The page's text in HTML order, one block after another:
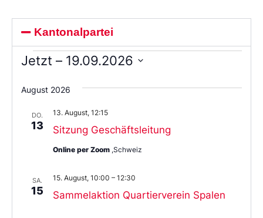
Kantonalpartei
Jetzt – 19.09.2026
Sie
das
aus.
August 2026
DO.
13 Sitzung Geschäftsleitung
13. August, 12:15
Online per Zoom ,Schweiz
SA.
15 Sammelaktion Quartierverein Spalen
15. August, 10:00 – 12:30